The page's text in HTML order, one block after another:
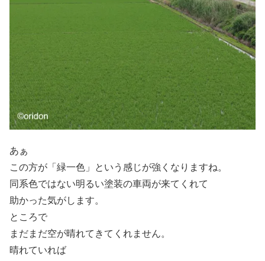
あぁ
この方が「緑一色」という感じが強くなりますね。
同系色ではない明るい塗装の車両が来てくれて
助かった気がします。
ところで
まだまだ空が晴れてきてくれません。
晴れていれば